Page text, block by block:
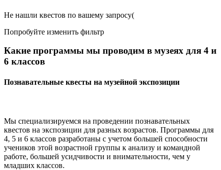
Не нашли квестов по вашему запросу(
Попробуйте изменить фильтр
Какие программы мы проводим в музеях для 4 и
6 классов
Познавательные квесты на музейной экспозиции
Мы специализируемся на проведении познавательных
квестов на экспозиции для разных возрастов. Программы для
4, 5 и 6 классов разработаны с учетом большей способности
учеников этой возрастной группы к анализу и командной
работе, большей усидчивости и внимательности, чем у
младших классов.